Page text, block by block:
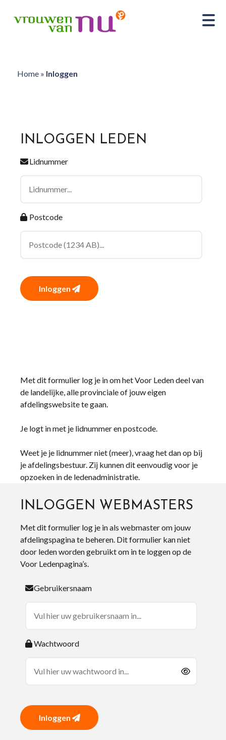
Home» Inloggen
INLOGGEN LEDEN
Lidnummer
Postcode
Inloggen
Met dit formulier log je in om het Voor Leden deel van
de landelijke, alle provinciale of jouw eigen
afdelingswebsite te gaan.
Je logt in met je lidnummer en postcode.
Weet je je lidnummer niet (meer), vraag het dan op bij
je afdelingsbestuur. Zij kunnen dit eenvoudig voor je
opzoeken in de ledenadministratie.
INLOGGEN WEBMASTERS
Met dit formulier log je in als webmaster om jouw
afdelingspagina te beheren. Dit formulier kan niet
door leden worden gebruikt om in te loggen op de
Voor Ledenpagina’s.
Gebruikersnaam
Wachtwoord
Inloggen